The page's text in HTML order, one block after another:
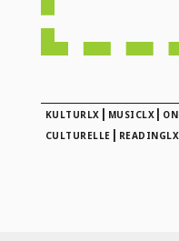
KULTURLX | MUSICLX |
CULTURELLE | READINGLX